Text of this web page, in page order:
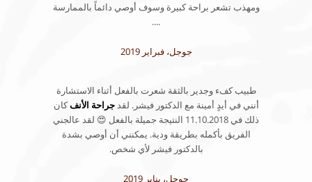
ومهذب تشعر براحة كبيرة وسوف أوصي دائماً بالممارسة
....
جوجل، فبراير 2019
طبيب كفء وجدير بالثقة شعرت بالفعل أثناء الاستشارة
أنني في أيدٍ أمينة مع الدكتور فيشر. لقدجراحة الأنفكان
ذلك في 11.10.2018 النتيجة جميلة بالفعل 😍 لقد عالجني
الفريق بأكمله بطريقة ودية. يمكنني أن أوصي بشدة
بالدكتور فيشر لأي شخص.
جوجل، يناير 2019